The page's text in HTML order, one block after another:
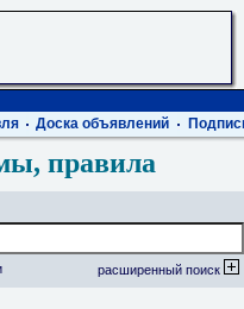
Доска объявлений
правила
расширенный поиск